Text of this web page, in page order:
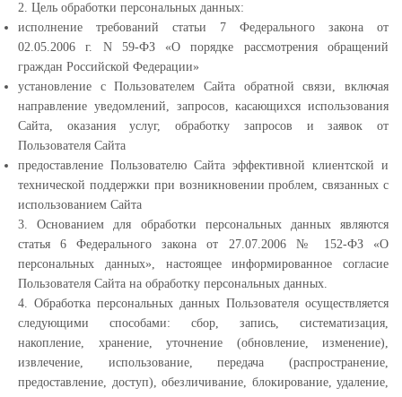
2. Цель обработки персональных данных:
исполнение требований статьи 7 Федерального закона от
02.05.2006 г. N 59-ФЗ «О порядке рассмотрения обращений
граждан Российской Федерации»
установление с Пользователем Сайта обратной связи, включая
направление уведомлений, запросов, касающихся использования
Сайта, оказания услуг, обработку запросов и заявок от
Пользователя Сайта
предоставление Пользователю Сайта эффективной клиентской и
технической поддержки при возникновении проблем, связанных с
использованием Сайта
3. Основанием для обработки персональных данных являются
статья 6 Федерального закона от 27.07.2006 № 152-ФЗ «О
персональных данных», настоящее информированное согласие
Пользователя Сайта на обработку персональных данных.
4. Обработка персональных данных Пользователя осуществляется
следующими способами: сбор, запись, систематизация,
накопление, хранение, уточнение (обновление, изменение),
извлечение, использование, передача (распространение,
предоставление, доступ), обезличивание, блокирование, удаление,